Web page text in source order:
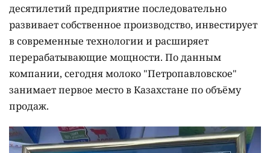
десятилетий предприятие последовательно
развивает собственное производство, инвестирует
в современные технологии и расширяет
перерабатывающие мощности. По данным
компании, сегодня молоко "Петропавловское"
занимает первое место в Казахстане по объёму
продаж.